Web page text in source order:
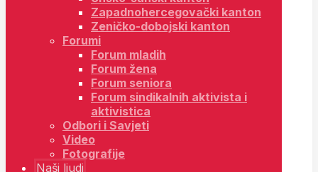
Zapadnohercegovački kanton
Zeničko-dobojski kanton
Forumi
Forum mladih
Forum žena
Forum seniora
Forum sindikalnih aktivista i
aktivistica
Odbori i Savjeti
Video
Fotografije
Naši ljudi